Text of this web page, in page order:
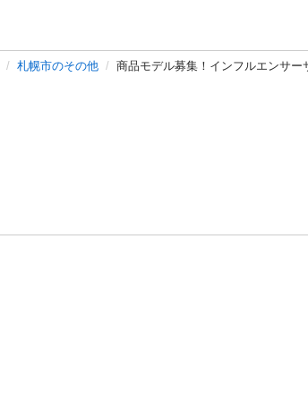
札幌市のその他 商品モデル募集！インフルエンサー